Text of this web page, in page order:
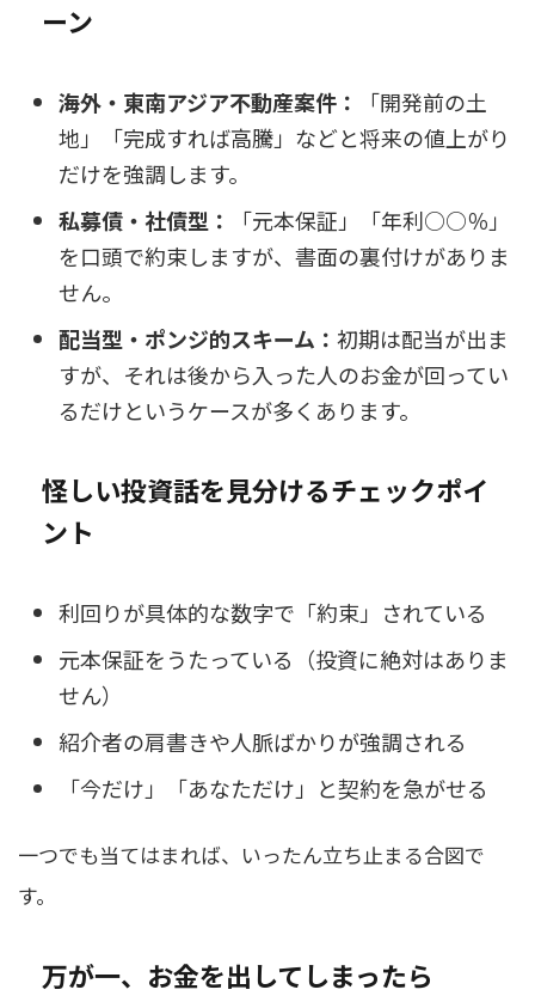
ーン
海外・東南アジア不動産案件：
「開発前の土
地」「完成すれば高騰」などと将来の値上がり
だけを強調します。
私募債・社債型：
「元本保証」「年利○○％」
を口頭で約束しますが、書面の裏付けがありま
せん。
配当型・ポンジ的スキーム： 初期は配当が出ま
すが、それは後から入った人のお金が回ってい
るだけというケースが多くあります。
怪しい投資話を見分けるチェックポイ
ント
利回りが具体的な数字で「約束」されている
元本保証をうたっている（投資に絶対はありま
せん）
紹介者の肩書きや人脈ばかりが強調される
「今だけ」「あなただけ」と契約を急がせる
一つでも当てはまれば、いったん立ち止まる合図で
す。
万が一、お金を出してしまったら